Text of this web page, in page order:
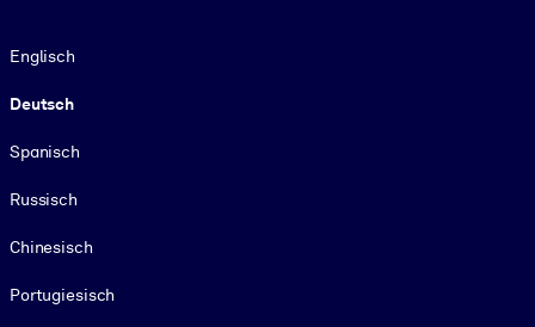
Englisch
Deutsch
Spanisch
Russisch
Chinesisch
Portugiesisch